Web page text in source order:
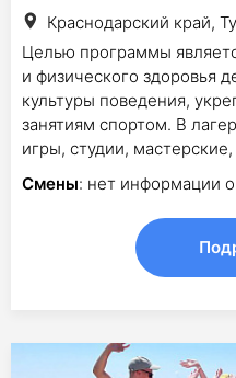
Краснодарский край,
Целью программы
и физического здоровья
культуры поведения,
занятиям спортом. В
игры, студии,
Смены: нет информации